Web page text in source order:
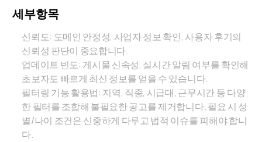
세부항목
신뢰도: 도메인 안정성, 사업자 정보 확인, 사용자 후기의
신뢰성 판단이 중요합니다.
업데이트 빈도: 게시물 신속성, 실시간 알림 여부를 확인해
초보자도 빠르게 최신 정보를 얻을 수 있습니다.
필터링 기능 활용법: 지역, 직종, 시급대, 근무시간 등 다양
한 필터를 조합해 불필요한 공고를 제거합니다. 필요 시 성
별/나이 조건은 신중하게 다루고 법적 이슈를 피해야 합니
다.